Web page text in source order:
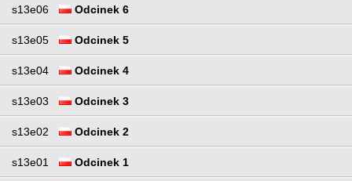
s13e06 Odcinek 6
s13e05 Odcinek 5
s13e04 Odcinek 4
s13e03 Odcinek 3
s13e02 Odcinek 2
s13e01 Odcinek 1